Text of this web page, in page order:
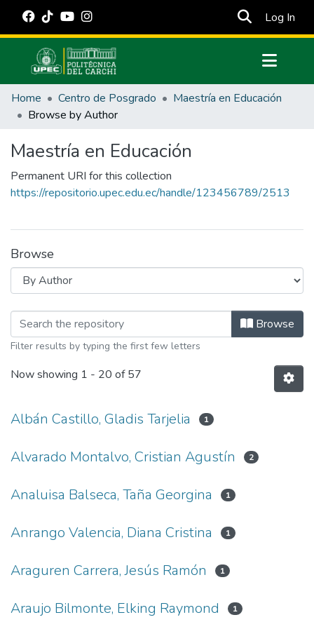
Log In
Communities & Collections
All of DSpace
Estadísticas Externas
Home Centro de Posgrado
Maestría en Educación
Browse by Author
Maestría en Educación
Permanent URI for this collection
https://repositorio.upec.edu.ec/handle/123456789/2513
Browse
Browsing Maestría en Educación by
Browse
Filter results by typing the first few letters
Now showing 1 - 20 of 57
Albán Castillo, Gladis Tarjelia 1
Alvarado Montalvo, Cristian Agustín 2
Analuisa Balseca, Taña Georgina 1
Anrango Valencia, Diana Cristina 1
Araguren Carrera, Jesús Ramón 1
Araujo Bilmonte, Elking Raymond 1